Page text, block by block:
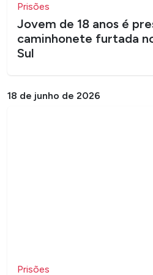
Prisões
Jovem de 18 anos é
caminhonete furtada
Sul
18 de junho de 2026
Prisões